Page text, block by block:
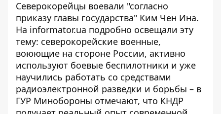
Северокорейцы воевали "согласно
приказу главы государства" Ким Чен Ина.
На informator.ua подробно освещали эту
тему: северокорейские военные,
воюющие на стороне России, активно
используют боевые беспилотники и уже
научились работать со средствами
радиоэлектронной разведки и борьбы – в
ГУР Минобороны отмечают, что КНДР